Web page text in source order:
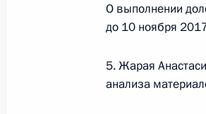
по приёму
26 декабря 2018
О выполнении
до 10 ноября
5. Жарая
анализа